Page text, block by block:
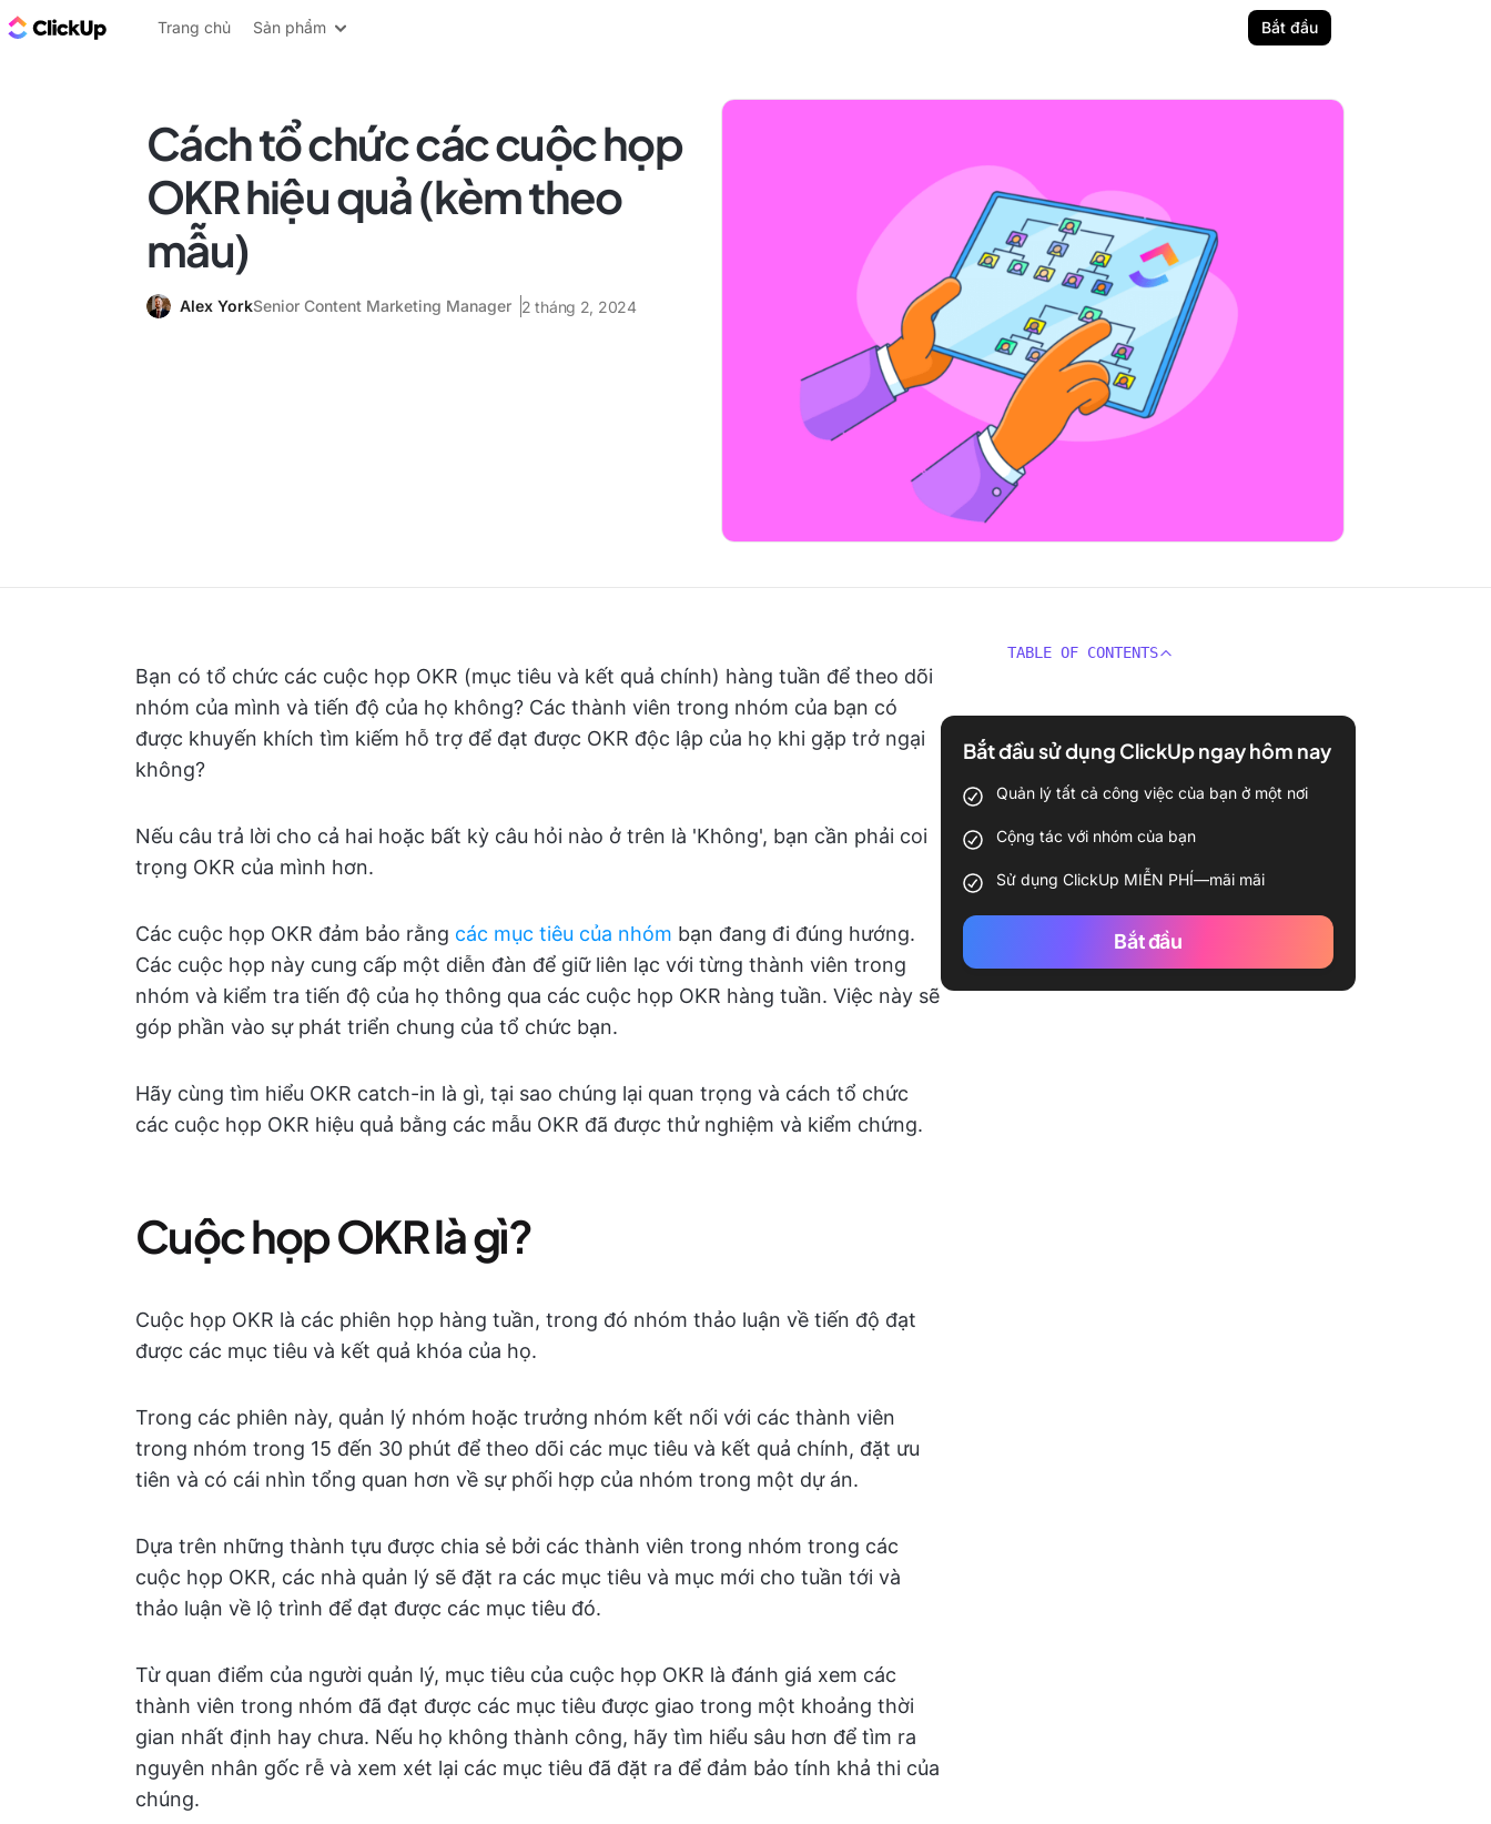
ClickUp Blog
Trang chủ Sản phẩm Bắt đầu
Cách tổ chức các cuộc họp
OKR hiệu quả (kèm theo
mẫu)
Alex YorkSenior Content Marketing Manager 2 tháng 2, 2024
Bạn có tổ chức các cuộc họp OKR (mục tiêu và kết quả chính) hàng tuần để theo dõi
nhóm của mình và tiến độ của họ không? Các thành viên trong nhóm của bạn có
được khuyến khích tìm kiếm hỗ trợ để đạt được OKR độc lập của họ khi gặp trở ngại
không?
Nếu câu trả lời cho cả hai hoặc bất kỳ câu hỏi nào ở trên là 'Không', bạn cần phải coi
trọng OKR của mình hơn.
Các cuộc họp OKR đảm bảo rằng các mục tiêu của nhóm bạn đang đi đúng hướng.
Các cuộc họp này cung cấp một diễn đàn để giữ liên lạc với từng thành viên trong
nhóm và kiểm tra tiến độ của họ thông qua các cuộc họp OKR hàng tuần. Việc này sẽ
góp phần vào sự phát triển chung của tổ chức bạn.
Hãy cùng tìm hiểu OKR catch-in là gì, tại sao chúng lại quan trọng và cách tổ chức
các cuộc họp OKR hiệu quả bằng các mẫu OKR đã được thử nghiệm và kiểm chứng.
Cuộc họp OKR là gì?
Cuộc họp OKR là các phiên họp hàng tuần, trong đó nhóm thảo luận về tiến độ đạt
được các mục tiêu và kết quả khóa của họ.
Trong các phiên này, quản lý nhóm hoặc trưởng nhóm kết nối với các thành viên
trong nhóm trong 15 đến 30 phút để theo dõi các mục tiêu và kết quả chính, đặt ưu
tiên và có cái nhìn tổng quan hơn về sự phối hợp của nhóm trong một dự án.
Dựa trên những thành tựu được chia sẻ bởi các thành viên trong nhóm trong các
cuộc họp OKR, các nhà quản lý sẽ đặt ra các mục tiêu và mục mới cho tuần tới và
thảo luận về lộ trình để đạt được các mục tiêu đó.
Từ quan điểm của người quản lý, mục tiêu của cuộc họp OKR là đánh giá xem các
thành viên trong nhóm đã đạt được các mục tiêu được giao trong một khoảng thời
gian nhất định hay chưa. Nếu họ không thành công, hãy tìm hiểu sâu hơn để tìm ra
nguyên nhân gốc rễ và xem xét lại các mục tiêu đã đặt ra để đảm bảo tính khả thi của
chúng.
TABLE OF CONTENTS
Bắt đầu sử dụng ClickUp ngay hôm nay
Quản lý tất cả công việc của bạn ở một nơi
Cộng tác với nhóm của bạn
Sử dụng ClickUp MIỄN PHÍ—mãi mãi
Bắt đầu